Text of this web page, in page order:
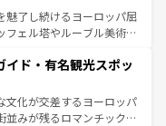
た雰囲気や、バルセロナの
は古代ローマ遺跡や中世
異なるスペインはその個
魅了し続けるヨーロッパ屈
ェル塔やルーブル美術館
華麗な宮殿、歴史的な大
な自然が、訪れる者を心
は美食の国としても知ら
形文化遺産にも登録されて
イド・有名観光スポッ
文化が交差するヨーロッパ
並みが残るロマンチック街